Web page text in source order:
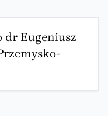
dr Eugeniusz